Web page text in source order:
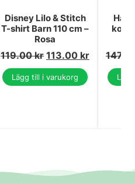
Disney Lilo & Stitch
T-shirt Barn 110 cm –
Rosa
119.00kr 113.00 kr
Lägg till i varukorg